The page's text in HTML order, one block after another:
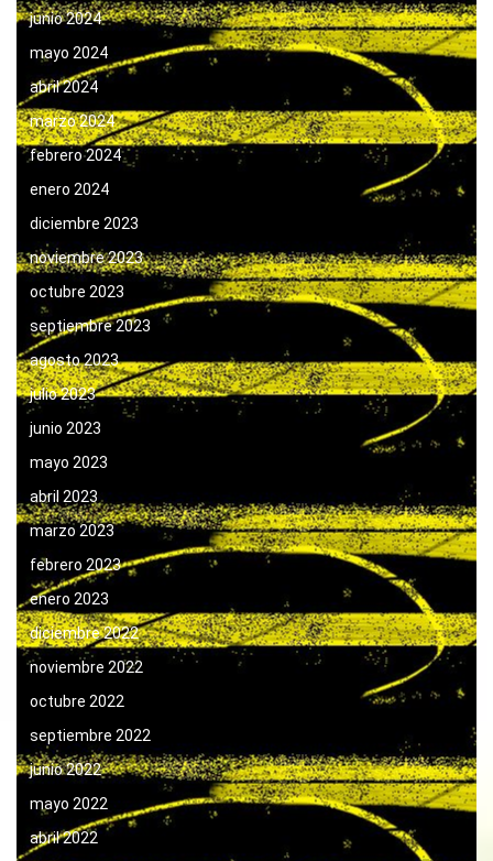
junio 2024
mayo 2024
abril 2024
marzo 2024
febrero 2024
enero 2024
diciembre 2023
noviembre 2023
octubre 2023
septiembre 2023
agosto 2023
julio 2023
junio 2023
mayo 2023
abril 2023
marzo 2023
febrero 2023
enero 2023
diciembre 2022
noviembre 2022
octubre 2022
septiembre 2022
junio 2022
mayo 2022
abril 2022